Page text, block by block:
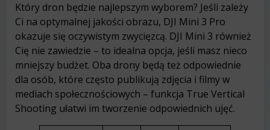
Który dron będzie najlepszym wyborem? Jeśli zależy
Ci na optymalnej jakości obrazu, DJI Mini 3 Pro
okazuje się oczywistym zwycięzcą. DJI Mini 3 również
Cię nie zawiedzie – to idealna opcja, jeśli masz nieco
mniejszy budżet. Oba drony będą też odpowiednie
dla osób, które często publikują zdjęcia i filmy w
mediach społecznościowych – funkcja True Vertical
Shooting ułatwi im tworzenie odpowiednich ujęć.